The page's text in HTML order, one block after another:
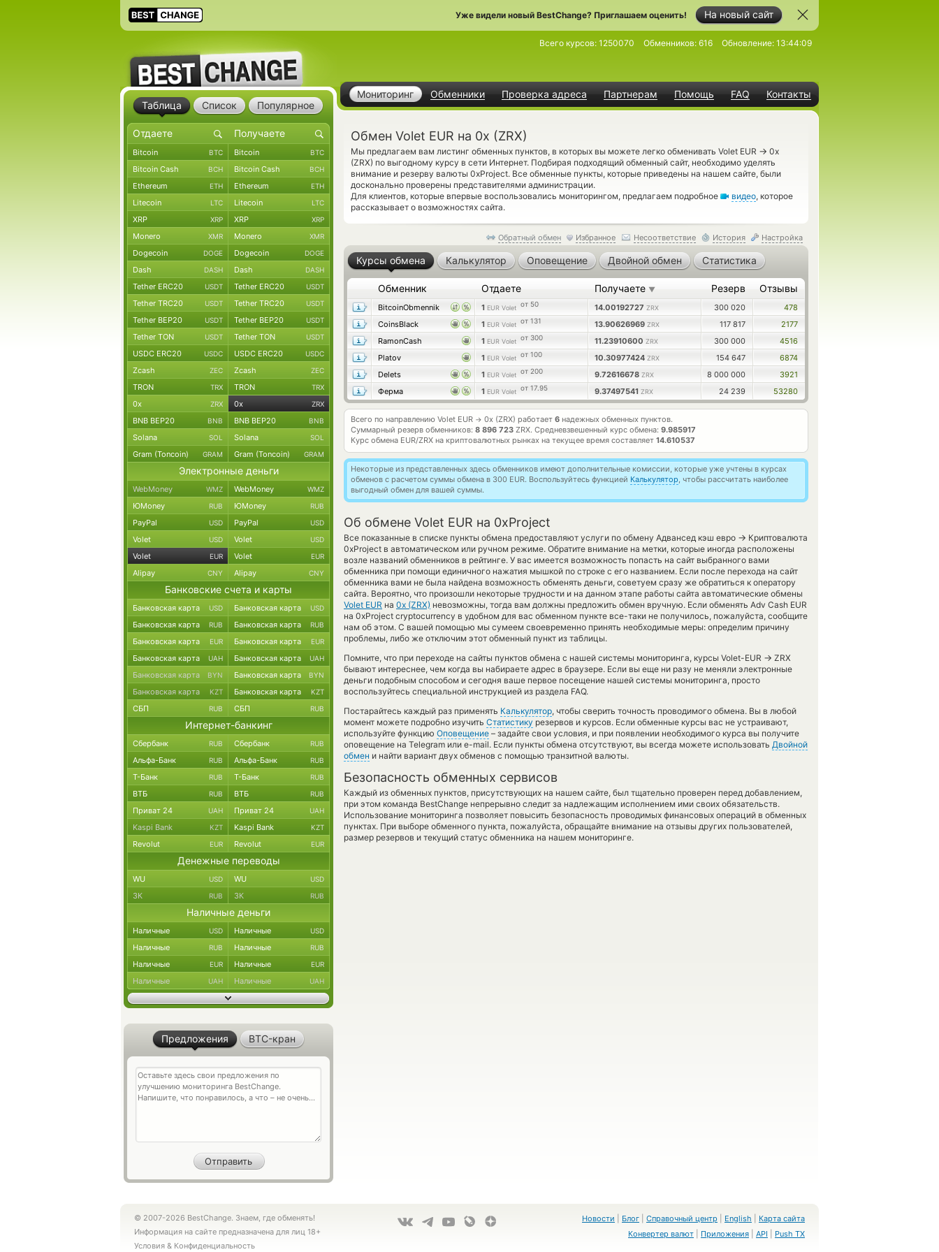
На новый сайт
Уже видели новый BestChange? Приглашаем оценить!
Мониторинг Обменники Проверка адреса Партнерам Помощь FAQ Контакты
Всего курсов: 1250070 Обменников: 616 Обновление: 13:44:09
Обмен Volet EUR на 0x (ZRX)
Мы предлагаем вам листинг обменных пунктов, в которых вы можете легко обменивать Volet EUR → 0x
(ZRX) по выгодному курсу в сети Интернет. Подбирая подходящий обменный сайт, необходимо уделять
внимание и резерву валюты 0xProject. Все обменные пункты, которые приведены на нашем сайте, были
досконально проверены представителями администрации.
Для клиентов, которые впервые воспользовались мониторингом, предлагаем подробное
видео, которое
рассказывает о возможностях сайта.
Обратный обмен Избранное Несоответствие История Настройка
Курсы обмена Калькулятор Оповещение Двойной обмен Статистика
Обменник Отдаете Получаете ▼ Резерв Отзывы
BitcoinObmennik 1 EUR Volet от 50 14.00192727 ZRX 300 020
478
CoinsBlack
1 EUR Volet от 131 13.90626969 ZRX 117 817
2177
RamonCash
1 EUR Volet от 300 11.23910600 ZRX 300 000
4516
Platov
1 EUR Volet от 100 10.30977424 ZRX 154 647
6874
Delets
1 EUR Volet от 200 9.72616678 ZRX 8 000 000
3921
Ферма
1 EUR Volet от 17.95 9.37497541 ZRX 24 239 53280
Всего по направлению Volet EUR → 0x (ZRX) работает 6 надежных обменных пунктов.
Суммарный резерв обменников: 8 896 723 ZRX. Средневзвешенный курс обмена: 9.985917
Курс обмена EUR/ZRX на криптовалютных рынках на текущее время составляет 14.610537
Некоторые из представленных здесь обменников имеют дополнительные комиссии, которые уже учтены в курсах
обменов с расчетом суммы обмена в 300 EUR. Воспользуйтесь функцией Калькулятор, чтобы рассчитать наиболее
выгодный обмен для вашей суммы.
Об обмене Volet EUR на 0xProject
Все показанные в списке пункты обмена предоставляют услуги по обмену Адвансед кэш евро → Криптовалюта
0xProject в автоматическом или ручном режиме. Обратите внимание на метки, которые иногда расположены
возле названий обменников в рейтинге. У вас имеется возможность попасть на сайт выбранного вами
обменника при помощи единичного нажатия мышкой по строке с его названием. Если после перехода на сайт
обменника вами не была найдена возможность обменять деньги, советуем сразу же обратиться к оператору
сайта. Вероятно, что произошли некоторые трудности и на данном этапе работы сайта автоматические обмены
Volet EUR на 0x (ZRX) невозможны, тогда вам должны предложить обмен вручную. Если обменять Adv Cash EUR
на 0xProject cryptocurrency в удобном для вас обменном пункте все-таки не получилось, пожалуйста, сообщите
нам об этом. С вашей помощью мы сумеем своевременно принять необходимые меры: определим причину
проблемы, либо же отключим этот обменный пункт из таблицы.
Помните, что при переходе на сайты пунктов обмена с нашей системы мониторинга, курсы Volet-EUR → ZRX
бывают интереснее, чем когда вы набираете адрес в браузере. Если вы еще ни разу не меняли электронные
деньги подобным способом и сегодня ваше первое посещение нашей системы мониторинга, просто
воспользуйтесь специальной инструкцией из раздела FAQ.
Постарайтесь каждый раз применять Калькулятор, чтобы сверить точность проводимого обмена. Вы в любой
момент можете подробно изучить Статистику резервов и курсов. Если обменные курсы вас не устраивают,
используйте функцию Оповещение – задайте свои условия, и при появлении необходимого курса вы получите
оповещение на Telegram или e-mail. Если пункты обмена отсутствуют, вы всегда можете использовать Двойной
обмен и найти вариант двух обменов с помощью транзитной валюты.
Безопасность обменных сервисов
Каждый из обменных пунктов, присутствующих на нашем сайте, был тщательно проверен перед добавлением,
при этом команда BestChange непрерывно следит за надлежащим исполнением ими своих обязательств.
Использование мониторинга позволяет повысить безопасность проводимых финансовых операций в обменных
пунктах. При выборе обменного пункта, пожалуйста, обращайте внимание на отзывы других пользователей,
размер резервов и текущий статус обменника на нашем мониторинге.
Таблица Список Популярное
Bitcoin BTC Bitcoin BTC
Bitcoin Cash BCH Bitcoin Cash BCH
Ethereum ETH Ethereum ETH
Litecoin LTC Litecoin LTC
XRP XRP XRP XRP
Monero XMR Monero XMR
Dogecoin DOGE Dogecoin DOGE
Dash DASH Dash DASH
Tether ERC20 USDT Tether ERC20 USDT
Tether TRC20 USDT Tether TRC20 USDT
Tether BEP20 USDT Tether BEP20 USDT
Tether TON USDT Tether TON USDT
USDC ERC20 USDC USDC ERC20 USDC
Zcash ZEC Zcash ZEC
TRON TRX TRON TRX
0x ZRX 0x ZRX
BNB BEP20 BNB BNB BEP20 BNB
Solana SOL Solana SOL
Gram (Toncoin) GRAM Gram (Toncoin) GRAM
Электронные деньги
WebMoney WMZ WebMoney WMZ
ЮMoney RUB ЮMoney RUB
PayPal USD PayPal USD
Volet USD Volet USD
Volet EUR Volet EUR
Alipay CNY Alipay CNY
Банковские счета и карты
Банковская карта USD Банковская карта USD
Банковская карта RUB Банковская карта RUB
Банковская карта EUR Банковская карта EUR
Банковская карта UAH Банковская карта UAH
Банковская карта BYN Банковская карта BYN
Банковская карта KZT Банковская карта KZT
СБП RUB СБП RUB
Интернет-банкинг
Сбербанк RUB Сбербанк RUB
Альфа-Банк RUB Альфа-Банк RUB
Т-Банк RUB Т-Банк RUB
ВТБ RUB ВТБ RUB
Приват 24 UAH Приват 24 UAH
Kaspi Bank KZT Kaspi Bank KZT
Revolut EUR Revolut EUR
Денежные переводы
WU USD WU USD
ЗК RUB ЗК RUB
Наличные деньги
Наличные USD Наличные USD
Наличные RUB Наличные RUB
Наличные EUR Наличные EUR
Наличные UAH Наличные UAH
Предложения BTC-кран
© 2007-2026 BestChange. Знаем, где обменять!
Информация на сайте предназначена для лиц 18+
Условия & Конфиденциальность
Новости Блог Справочный центр English
Карта сайта
Конвертер валют
Приложения API Push TX